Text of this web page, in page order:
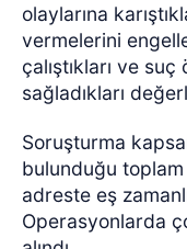
olaylarına
vermelerini
çalıştıkları ve
sağladıkları
Soruşturma
bulunduğu
adreste eş
Operasyonlarda